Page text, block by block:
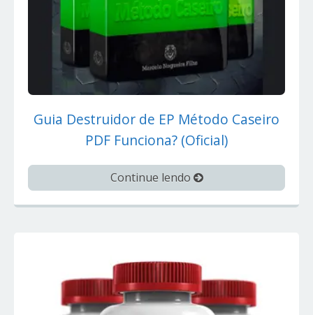
Guia Destruidor de EP Método Caseiro
PDF Funciona? (Oficial)
Continue lendo